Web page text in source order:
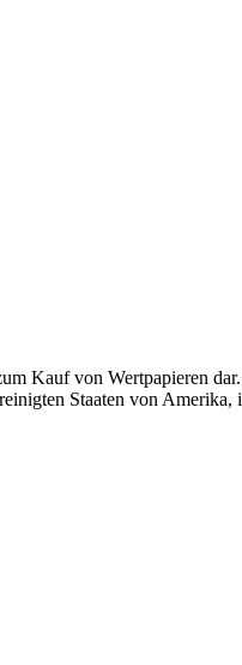
Kauf von Wertpapieren
Staaten von